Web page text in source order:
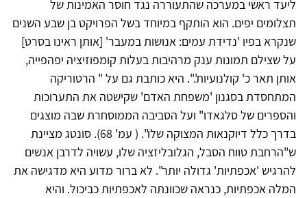
ליעד ראשי במערכה שהתעוררה נגד חוסר האמינות של
תצלומים יפים. הוא הותקף במיוחד בשל הפרויקט בן שבע השנים
שנקרא בפיו 'נדידת עמים: אנושות במעבר' [אותן ראינו בסרט]
על שצילם תמונות ענק מרהיבות בעלות קומפוזיציה יפהפייה,
אותן תאר כ' קולנועיות'.". היא כותבת גם על " הרטוריקה
המתחסדת בסגנון 'משפחת האדם' שקישטה את התערוכות
והספרים של סלגאדו" ועל הסביבה הממוסחרת שבה מוצגים
בדרך כלל דיוקנאות המצוקה שלו". ( עמ' 68). סונטג מציינת
ש"הרחבת טווח הסבל, הגלובליזציה שלו, עשויה לדרבן אנשים
להרגיש 'אכפתיות' גדולה יותר". לא ברור מדוע היא מדגישה את
המלה אכפתיות, כנראה שכוונתה לאכפתיות כביכול. והיא